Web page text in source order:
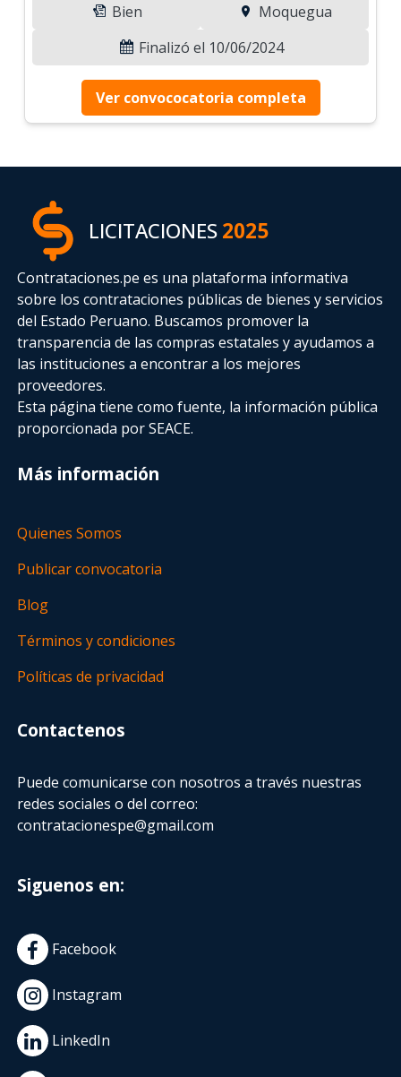
Bien
Moquegua
Finalizó el 10/06/2024
Ver convococatoria completa
LICITACIONES2025
Contrataciones.pe es una plataforma informativa
sobre los contrataciones públicas de bienes y servicios
del Estado Peruano. Buscamos promover la
transparencia de las compras estatalesy ayudamos a
las instituciones a encontrar a los mejores
proveedores.
Esta página tiene como fuente, la información pública
proporcionada por SEACE.
Más información
Quienes Somos
Publicar convocatoria
Blog
Términos y condiciones
Políticas de privacidad
Contactenos
Puede comunicarse con nosotros a través nuestras
redes sociales o del correo:
contratacionespe@gmail.com
Siguenos en:
Facebook
Instagram
LinkedIn